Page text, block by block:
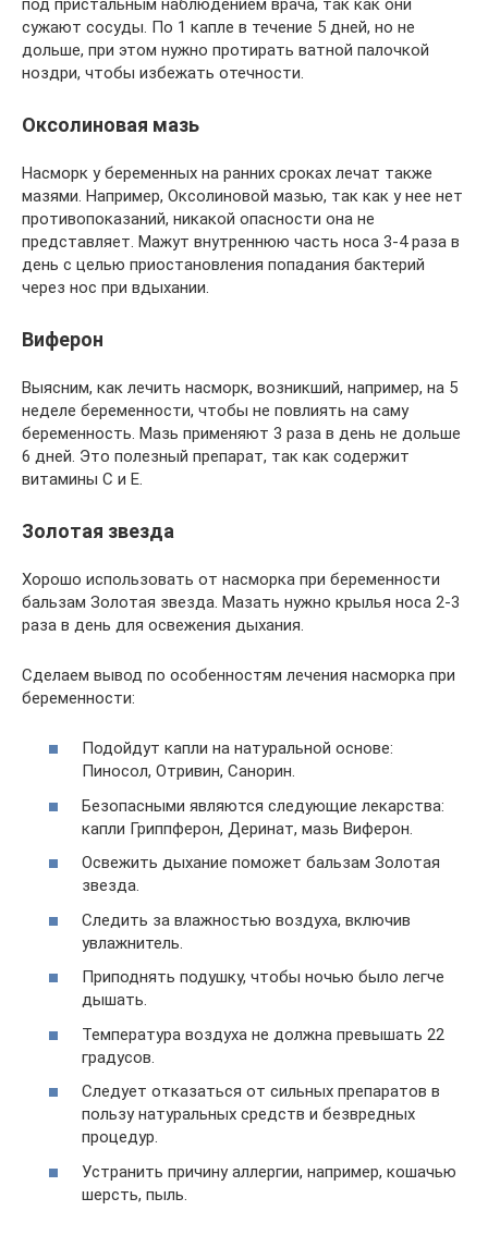
под пристальным наблюдением врача, так как они
сужают сосуды. По 1 капле в течение 5 дней, но не
дольше, при этом нужно протирать ватной палочкой
ноздри, чтобы избежать отечности.
Оксолиновая мазь
Насморк у беременных на ранних сроках лечат также
мазями. Например, Оксолиновой мазью, так как у нее нет
противопоказаний, никакой опасности она не
представляет. Мажут внутреннюю часть носа 3-4 раза в
день с целью приостановления попадания бактерий
через нос при вдыхании.
Виферон
Выясним, как лечить насморк, возникший, например, на 5
неделе беременности, чтобы не повлиять на саму
беременность. Мазь применяют 3 раза в день не дольше
6 дней. Это полезный препарат, так как содержит
витамины С и Е.
Золотая звезда
Хорошо использовать от насморка при беременности
бальзам Золотая звезда. Мазать нужно крылья носа 2-3
раза в день для освежения дыхания.
Сделаем вывод по особенностям лечения насморка при
беременности:
Подойдут капли на натуральной основе:
Пиносол, Отривин, Санорин.
Безопасными являются следующие лекарства:
капли Гриппферон, Деринат, мазь Виферон.
Освежить дыхание поможет бальзам Золотая
звезда.
Следить за влажностью воздуха, включив
увлажнитель.
Приподнять подушку, чтобы ночью было легче
дышать.
Температура воздуха не должна превышать 22
градусов.
Следует отказаться от сильных препаратов в
пользу натуральных средств и безвредных
процедур.
Устранить причину аллергии, например, кошачью
шерсть, пыль.